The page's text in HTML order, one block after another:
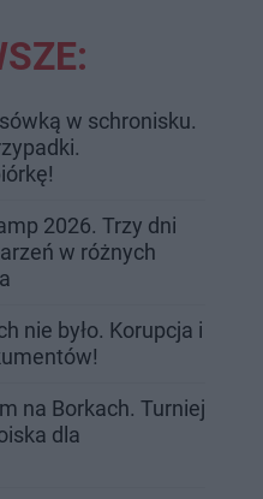
w schronisku.
2026. Trzy dni
w różnych
nie było. Korupcja i
na Borkach. Turniej
dla